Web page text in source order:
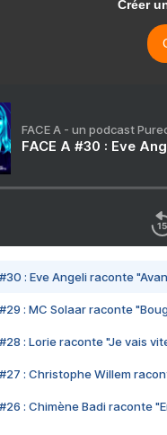
Créer
FACE A - un podcast
FACE A #30 : Eve
#30 : Eve Angeli raconte
#29 : MC Solaar raconte
#28 : Lorie raconte "Je vais
#27 : Christophe Willem
#26 : Chimène Badi raconte